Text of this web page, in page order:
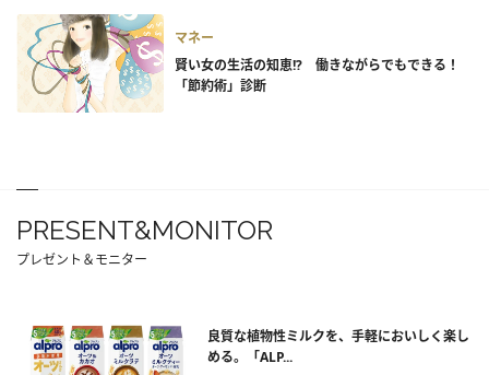
マネー
賢い女の生活の知恵!? 働きながらでもできる！
「節約術」診断
PRESENT&MONITOR
プレゼント＆モニター
良質な植物性ミルクを、手軽においしく楽し
める。「ALP...